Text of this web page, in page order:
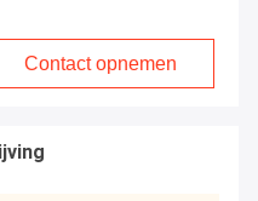
Contact opnemen